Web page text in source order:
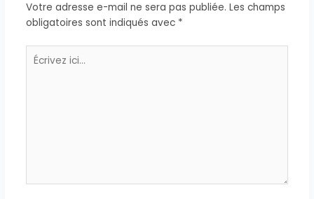
Votre adresse e-mail ne sera pas publiée. Les champs
obligatoires sont indiqués avec *
Écrivez
ici…